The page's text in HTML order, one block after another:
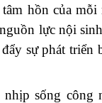
hồn của
lực nội
sự phát triển
sống công